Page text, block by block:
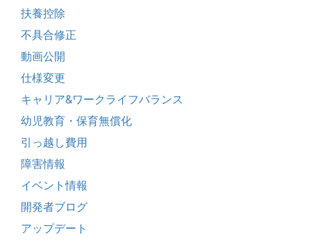
扶養控除
不具合修正
動画公開
仕様変更
キャリア&ワークライフバランス
幼児教育・保育無償化
引っ越し費用
障害情報
イベント情報
開発者ブログ
アップデート